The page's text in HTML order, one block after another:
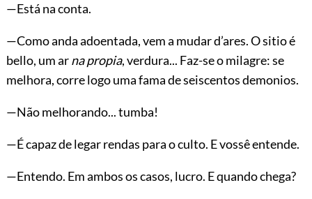
—Está na conta.
—Como anda adoentada, vem a mudar d’ares. O sitio é
bello, um arna propia, verdura... Faz-se o milagre: se
melhora, corre logo uma fama de seiscentos demonios.
—Não melhorando... tumba!
—É capaz de legar rendas para o culto. E vossê entende.
—Entendo. Em ambos os casos, lucro. E quando chega?